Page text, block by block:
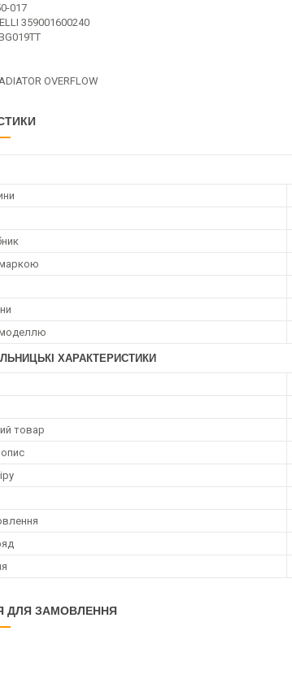
017
359001600240
OVERFLOW
маркою
моделлю
ХАРАКТЕРИСТИКИ
товар
ДЛЯ ЗАМОВЛЕННЯ